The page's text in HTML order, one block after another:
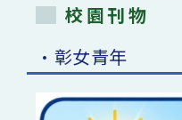
校園刊物
•彰女青年